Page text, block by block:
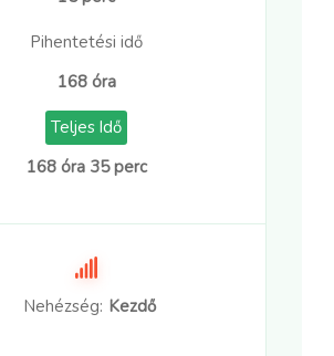
Pihentetési idő
168 óra
Teljes Idő
168 óra 35 perc
Nehézség: Kezdő